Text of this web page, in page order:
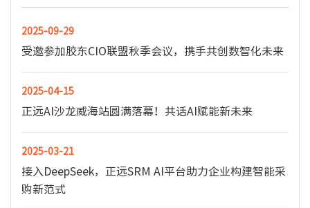
2025-09-29
受邀参加胶东CIO联盟秋季会议，携手共创数智化未来
2025-04-15
正远AI沙龙威海站圆满落幕！共话AI赋能新未来
2025-03-21
接入DeepSeek，正远SRM AI平台助力企业构建智能采
购新范式